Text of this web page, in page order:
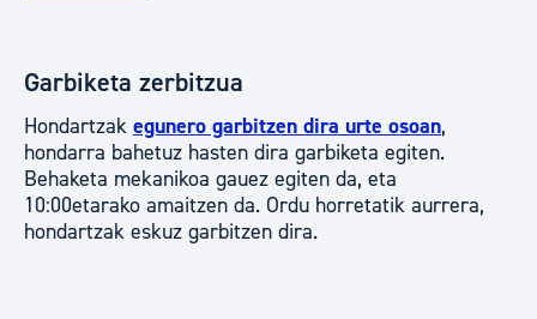
Garbiketa zerbitzua
Hondartzak egunero garbitzen dira urte osoan,
hondarra bahetuz hasten dira garbiketa egiten.
Behaketa mekanikoa gauez egiten da, eta
10:00etarako amaitzen da. Ordu horretatik aurrera,
hondartzak eskuz garbitzen dira.